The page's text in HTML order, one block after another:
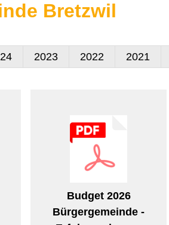
Bretzwil
2023 2022 2021
Budget 2026
Bürgergemeinde -